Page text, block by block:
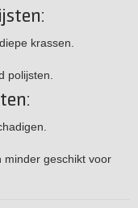
krassen.
polijsten.
minder geschikt voor